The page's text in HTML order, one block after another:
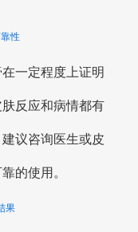
性
一定程度上证明
反应和病情都有
议咨询医生或皮
的使用。
果